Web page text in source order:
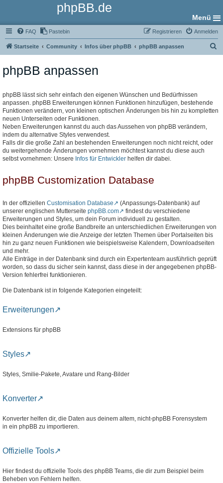
phpBB.de
Menü
FAQ Pastebin Anmelden
Registrieren
Startseite Community Infos über phpBB phpBB anpassen
phpBB anpassen
phpBB lässt sich sehr einfach den eigenen Wünschen und Bedürfnissen
anpassen. phpBB Erweiterungen können Funktionen hinzufügen, bestehende
Funktionen verändern, von kleinen optischen Änderungen bis hin zu kompletten
neuen Unterseiten oder Funktionen.
Neben Erweiterungen kannst du auch das Aussehen von phpBB verändern,
indem du alternative Styles verwendest.
Falls dir die große Zahl an bestehenden Erweiterungen noch nicht reicht, oder
du weitergehende Änderungen vornehmen möchtest kannst du diese auch
selbst vornehmen: Unsere Infos für Entwickler helfen dir dabei.
phpBB Customization Database
In der offiziellen Customisation Database
(Anpassungs-Datenbank) auf
unserer englischen Mutterseite phpBB.com
findest du verschiedene
Erweiterungen und Styles, um dein Forum individuell zu gestalten.
Dies beinhaltet eine große Bandbreite an unterschiedlichen Erweiterungen von
kleinen Änderungen wie die Anzeige der letzten Themen über Portalseiten bis
hin zu ganz neuen Funktionen wie beispielsweise Kalendern, Downloadseiten
und mehr.
Alle Einträge in der Datenbank sind durch ein Expertenteam ausführlich geprüft
worden, so dass du sicher sein kannst, dass diese in der angegebenen phpBB-
Version fehlerfrei funktionieren.
Die Datenbank ist in folgende Kategorien eingeteilt:
Erweiterungen
Extensions für phpBB
Styles
Styles, Smilie-Pakete, Avatare und Rang-Bilder
Konverter
Konverter helfen dir, die Daten aus deinem altem, nicht-phpBB Forensystem
in ein phpBB zu importieren.
Offizielle Tools
Hier findest du offizielle Tools des phpBB Teams, die dir zum Beispiel beim
Beheben von Fehlern helfen.